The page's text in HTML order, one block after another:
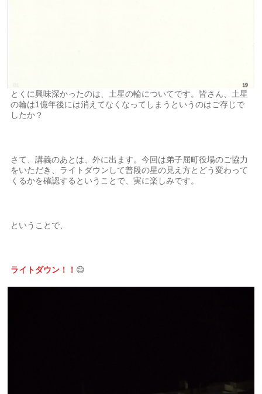
とくに興味深かったのは、土星の輪についてです。皆さん、土星
の輪は1億年後には消えてなくなってしまうというのはご存じで
したか？
さて、講義のあとは、外に出ます。今回は弟子屈町役場のご協力
をいただき、ライトダウンして普段の星の見え方とどう変わって
くるかを確認するということで、実に楽しみです。
ということで、
ライトダウン！！ 😄